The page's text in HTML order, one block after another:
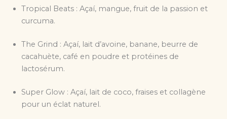
Tropical Beats : Açaí, mangue, fruit de la passion et
curcuma.
The Grind : Açaí, lait d’avoine, banane, beurre de
cacahuète, café en poudre et protéines de
lactosérum.
Super Glow : Açaí, lait de coco, fraises et collagène
pour un éclat naturel.